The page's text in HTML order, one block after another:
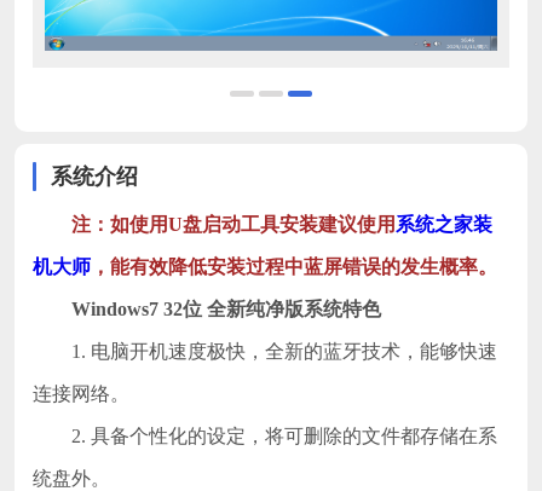
系统介绍
注：如使用U盘启动工具安装建议使用系统之家装
机大师，能有效降低安装过程中蓝屏错误的发生概率。
Windows7 32位 全新纯净版系统特色
1. 电脑开机速度极快，全新的蓝牙技术，能够快速
连接网络。
2. 具备个性化的设定，将可删除的文件都存储在系
统盘外。